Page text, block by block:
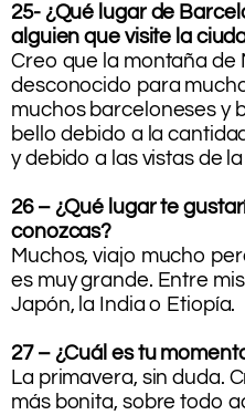
25- ¿Qué lugar de
alguien que visite la
Creo que la montaña de
desconocido para
muchos barceloneses y
bello debido a la
y debido a las vistas de
26 – ¿Qué lugar te
conozcas?
Muchos, viajo mucho
es muy grande. Entre
Japón, la India o Etiopía.
27 – ¿Cuál es tu
La primavera, sin duda.
más bonita, sobre todo